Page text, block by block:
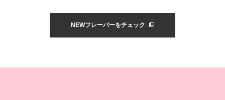
NEWフレーバーをチェック